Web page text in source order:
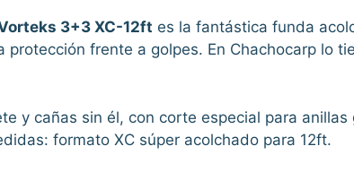
3+3 XC-12ft es la fantástica funda
protección frente a golpes. En Chachocarp lo
y cañas sin él, con corte especial para
formato XC súper acolchado para 12ft.